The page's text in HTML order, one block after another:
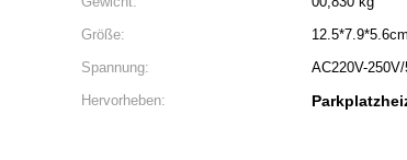
Größe:
12.5*7.9*5.6cm
Spannung:
AC220V-
Hervorheben: